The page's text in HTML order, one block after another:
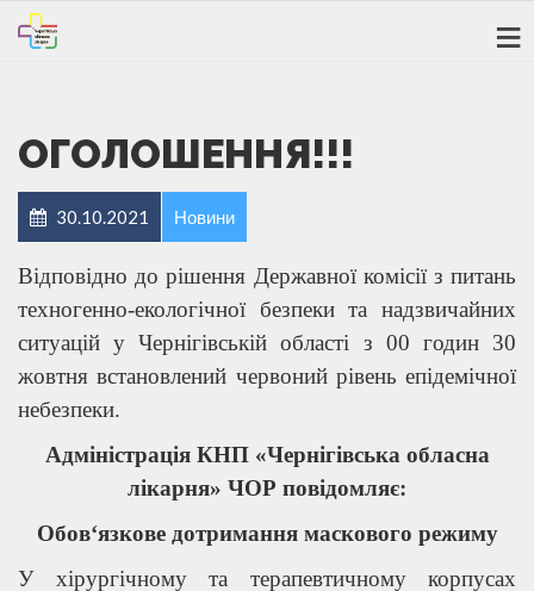
ОГОЛОШЕННЯ!!!
30.10.2021 Новини
Відповідно до рішення Державної комісії з питань
техногенно-екологічної безпеки та надзвичайних
ситуацій у Чернігівській області з 00 годин 30
жовтня встановлений червоний рівень епідемічної
небезпеки.
Адміністрація КНП «Чернігівська обласна
лікарня» ЧОР повідомляє:
Обов‘язкове дотримання маскового режиму
У хірургічному та терапевтичному корпусах